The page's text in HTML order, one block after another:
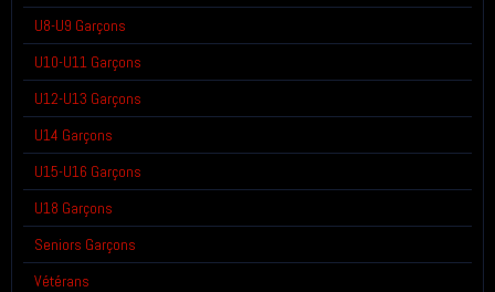
U8-U9 Garçons
U10-U11 Garçons
U12-U13 Garçons
U14 Garçons
U15-U16 Garçons
U18 Garçons
Seniors Garçons
Vétérans